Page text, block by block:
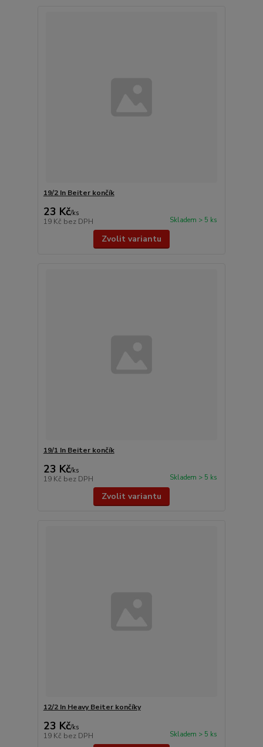
19/2 In Beiter končík
23 Kč/ks
19 Kč bez DPH Skladem > 5 ks
Zvolit variantu
19/1 In Beiter končík
23 Kč/ks
19 Kč bez DPH Skladem > 5 ks
Zvolit variantu
12/2 In Heavy Beiter končíky
23 Kč/ks
19 Kč bez DPH Skladem > 5 ks